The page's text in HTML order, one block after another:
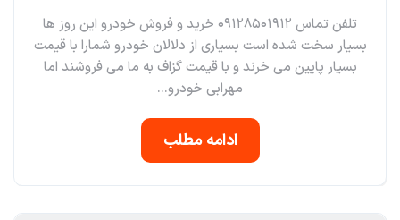
تلفن تماس ۰۹۱۲۸۵۰۱۹۱۲ خرید و فروش خودرو این روز ها
بسیار سخت شده است بسیاری از دلالان خودرو شمارا با قیمت
بسیار پایین می خرند و با قیمت گزاف به ما می فروشند اما
مهرابی خودرو...
ادامه مطلب